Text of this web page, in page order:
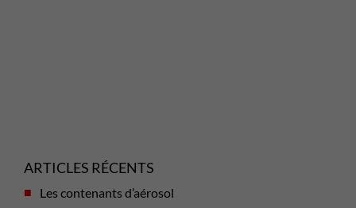
ARTICLES RÉCENTS
Les contenants d’aérosol